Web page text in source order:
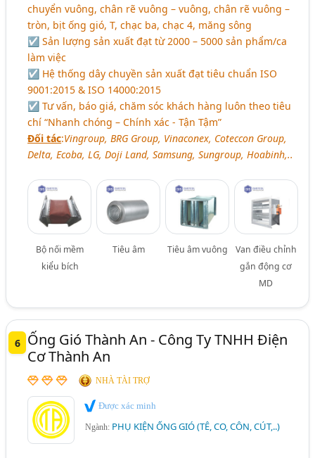
chuyển vuông, chân rẽ vuông – vuông, chân rẽ vuông –
tròn, bịt ống gió, T, chạc ba, chạc 4, măng sông
☑ Sản lượng sản xuất đạt từ 2000 – 5000 sản phẩm/ca
làm việc
☑ Hệ thống dây chuyền sản xuất đạt tiêu chuẩn ISO
9001:2015 & ISO 14000:2015
☑ Tư vấn, báo giá, chăm sóc khách hàng luôn theo tiêu
chí “Nhanh chóng – Chính xác - Tận Tậm”
Đối tác:Vingroup, BRG Group, Vinaconex, Coteccon Group,
Delta, Ecoba, LG, Doji Land, Samsung, Sungroup, Hoabinh,..
Bộ nối mềm
kiểu bích
Tiêu âm Tiêu âm vuông
Van điều chỉnh
gắn động cơ
MD
6
Ống Gió Thành An - Công Ty TNHH Điện
Cơ Thành An
NHÀ TÀI TRỢ
Được xác minh
Ngành: PHỤ KIỆN ỐNG GIÓ (TÊ, CO, CÔN, CÚT,..)